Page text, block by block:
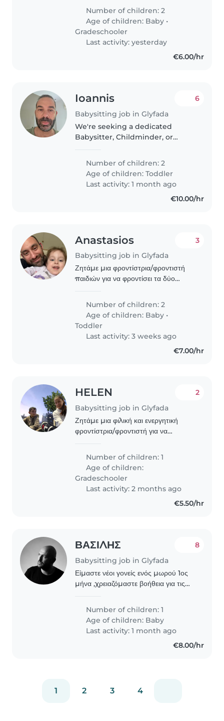
μας είναι έξυπνα, ομιλητικά και
παιχνιδιάρικα. Θα πρέπει να είστε
άνετοι/ες να..
Number of children: 2
Age of children: Baby •
Gradeschooler
Last activity: yesterday
€6.00/hr
Ioannis
Babysitting job in Glyfada
6
We're seeking a dedicated
Babysitter, Childminder, or
Our ideal candidate is
comfortable with homework
assistance and speaks..
Number of children: 2
Age of children:Toddler
Last activity: 1 month ago
€10.00/hr
Anastasios
Babysitting job in Glyfada
3
Ζητάμε μια φροντίστρια/φροντιστή
παιδιών για να φροντίσει τα δύο
3 ετών. Τα παιδιά μας είναι ενεργητικά,
έξυπνα και ομιλητικά. Θα
προτιμούσαμε..
Number of children: 2
Age of children: Baby •
Toddler
Last activity: 3 weeks ago
€7.00/hr
HELEN
Babysitting job in Glyfada
2
Ζητάμε μια φιλική και ενεργητική
φροντίστρια/φροντιστή για να
και αθλητικό παιδί σχολικής ηλικίας.
Προτιμάμε κάποιον που να είναι
άνετος με κατοικίδια,..
Number of children: 1
Age of children:
Gradeschooler
Last activity: 2 months ago
€5.50/hr
ΒΑΣΙΛΗΣ
Babysitting job in Glyfada
8
Είμαστε νέοι γονείς ενός μωρού 1ος
μήνα ,χρειαζόμαστε βοήθεια για τις
Number of children: 1
Age of children: Baby
Last activity: 1 month ago
€8.00/hr
1 2 3 4